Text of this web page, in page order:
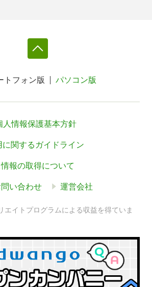
トフォン版 パソコン版
人情報保護基本方針
関するガイドライン
報の取得について
い合わせ 運営会社
エイトプログラムによる収益を得ていま